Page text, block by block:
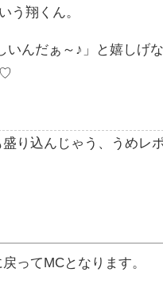
う翔くん。
いんだぁ～♪」と嬉しげ
♡
り込んじゃう、うめレ
ってMCとなります。